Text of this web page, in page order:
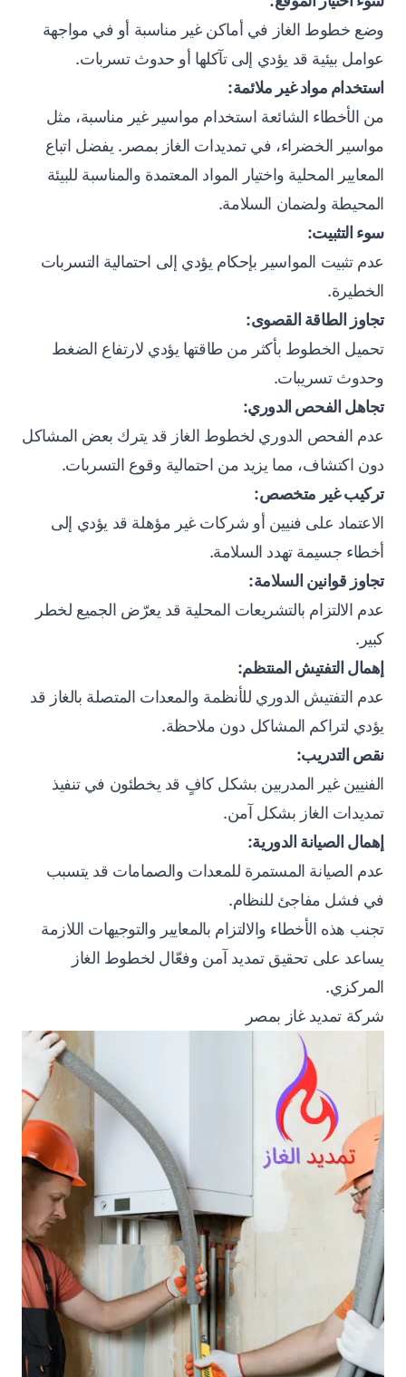
وضع خطوط الغاز في أماكن غير مناسبة أو في مواجهة
عوامل بيئية قد يؤدي إلى تآكلها أو حدوث تسربات.
استخدام مواد غير ملائمة:
من الأخطاء الشائعة استخدام مواسير غير مناسبة، مثل
مواسير الخضراء، في تمديدات الغاز بمصر. يفضل اتباع
المعايير المحلية واختيار المواد المعتمدة والمناسبة للبيئة
المحيطة ولضمان السلامة.
سوء التثبيت:
عدم تثبيت المواسير بإحكام يؤدي إلى احتمالية التسربات
الخطيرة.
تجاوز الطاقة القصوى:
تحميل الخطوط بأكثر من طاقتها يؤدي لارتفاع الضغط
وحدوث تسريبات.
تجاهل الفحص الدوري:
عدم الفحص الدوري لخطوط الغاز قد يترك بعض المشاكل
دون اكتشاف، مما يزيد من احتمالية وقوع التسربات.
تركيب غير متخصص:
الاعتماد على فنيين أو شركات غير مؤهلة قد يؤدي إلى
أخطاء جسيمة تهدد السلامة.
تجاوز قوانين السلامة:
عدم الالتزام بالتشريعات المحلية قد يعرّض الجميع لخطر
كبير.
إهمال التفتيش المنتظم:
عدم التفتيش الدوري للأنظمة والمعدات المتصلة بالغاز قد
يؤدي لتراكم المشاكل دون ملاحظة.
نقص التدريب:
الفنيين غير المدربين بشكل كافٍ قد يخطئون في تنفيذ
تمديدات الغاز بشكل آمن.
إهمال الصيانة الدورية:
عدم الصيانة المستمرة للمعدات والصمامات قد يتسبب
في فشل مفاجئ للنظام.
تجنب هذه الأخطاء والالتزام بالمعايير والتوجيهات اللازمة
يساعد على تحقيق تمديد آمن وفعّال لخطوط الغاز
المركزي.
شركة تمديد غاز بمصر